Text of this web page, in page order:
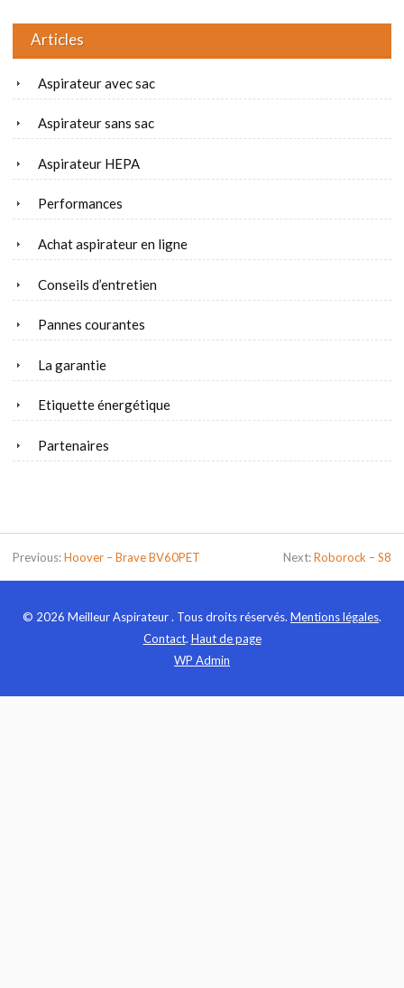
Articles
Aspirateur avec sac
Aspirateur sans sac
Aspirateur HEPA
Performances
Achat aspirateur en ligne
Conseils d’entretien
Pannes courantes
La garantie
Etiquette énergétique
Partenaires
Previous:Hoover – Brave BV60PET Next:Roborock – S8
© 2026 Meilleur Aspirateur . Tous droits réservés. Mentions légales.
Contact. Haut de page
WP Admin